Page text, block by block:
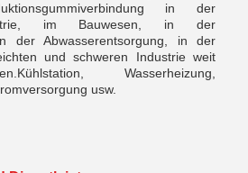
in der
im Bauwesen, in der
der Abwasserentsorgung, in der
und schweren Industrie weit
Wasserheizung,
usw.